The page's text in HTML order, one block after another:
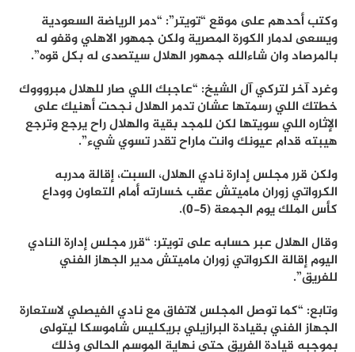
وكتب أحدهم على موقع “تويتر”: “دمر الرياضة السعودية
ويسعى لدمار الكورة المصرية ولكن جمهور الاهلي وقفو له
بالمرصاد وان شاءالله جمهور الهلال سيتصدى له بكل قوه”.
​وغرد آخر لتركي آل الشيخ: “عاجبك اللي صار للهلال مبروووك
خطتك اللي رسمتها عشان تدمر الهلال نجحت أهنيك على
الإثاره اللي سويتها لكن للمجد بقية والهلال راح يرجع وترجع
هيبته قدام عيونك وانت ماراح تقدر تسوي شيء”.
ولكن قرر مجلس إدارة نادي الهلال، السبت، إقالة مدربه
الكرواتي زوران ماميتش عقب خسارته أمام التعاون ووداع
كأس الملك يوم الجمعة (5-0).
وقال الهلال عبر حسابه على تويتر: “قرر مجلس إدارة النادي
اليوم إقالة الكرواتي زوران ماميتش مدير الجهاز الفني
للفريق”.
وتابع: “كما توصل المجلس لاتفاق مع نادي الفيصلي لاستعارة
الجهاز الفني بقيادة البرازيلي بريكليس شاموسكا ليتولى
بموجبه قيادة الفريق حتى نهاية الموسم الحالي وذلك